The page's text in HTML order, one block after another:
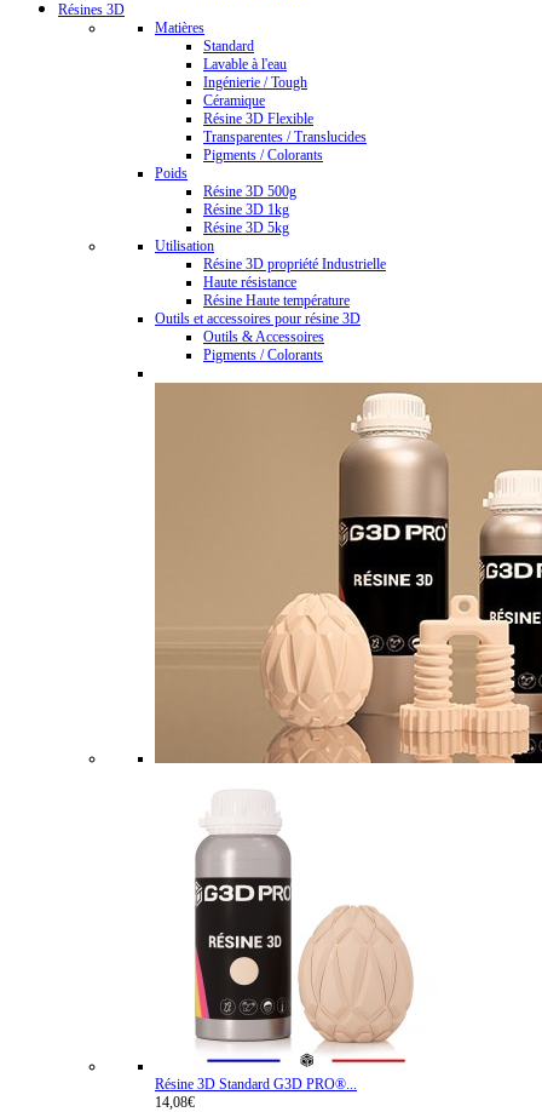
Résines 3D
Matières
Standard
Lavable à l'eau
Ingénierie / Tough
Céramique
Résine 3D Flexible
Transparentes / Translucides
Pigments / Colorants
Poids
Résine 3D 500g
Résine 3D 1kg
Résine 3D 5kg
Utilisation
Résine 3D propriété Industrielle
Haute résistance
Résine Haute température
Outils et accessoires pour résine 3D
Outils & Accessoires
Pigments / Colorants
Résine 3D Standard G3D PRO®...
14,08€